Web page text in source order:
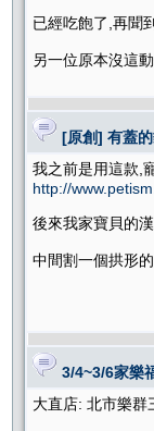
已經吃飽了,再聞
另一位原本沒這
[原創] 有蓋
我之前是用這款,
http://
後來我家寶貝的
中間割一個拱形
3/4~3/6家樂
大直店: 北市樂